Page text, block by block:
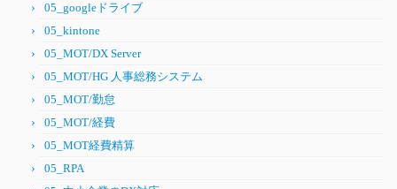
05_googleドライブ
05_kintone
05_MOT/DX Server
05_MOT/HG 人事総務システム
05_MOT/勤怠
05_MOT/経費
05_MOT経費精算
05_RPA